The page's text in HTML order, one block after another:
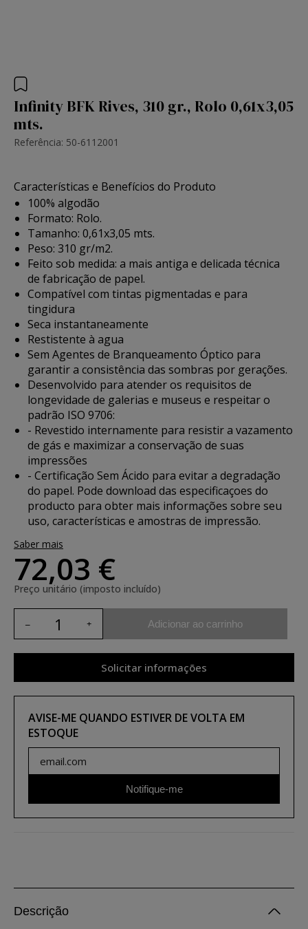
Infinity BFK Rives, 310 gr., Rolo 0,61x3,05
mts.
Referência: 50-6112001
Características e Benefícios do Produto
100% algodão
Formato: Rolo.
Tamanho: 0,61x3,05 mts.
Peso: 310 gr/m2.
Feito sob medida: a mais antiga e delicada técnica
de fabricação de papel.
Compatível com tintas pigmentadas e para
tingidura
Seca instantaneamente
Restistente à agua
Sem Agentes de Branqueamento Óptico para
garantir a consistência das sombras por gerações.
Desenvolvido para atender os requisitos de
longevidade de galerias e museus e respeitar o
padrão ISO 9706:
- Revestido internamente para resistir a vazamento
de gás e maximizar a conservação de suas
impressões
- Certificação Sem Ácido para evitar a degradação
do papel. Pode download das especificaçoes do
producto para obter mais informações sobre seu
uso, características e amostras de impressão.
Saber mais
72,03 €
Preço unitário (imposto incluído)
Adicionar ao carrinho
Solicitar informações
AVISE-ME QUANDO ESTIVER DE VOLTA EM
ESTOQUE
Notifique-me
Descrição